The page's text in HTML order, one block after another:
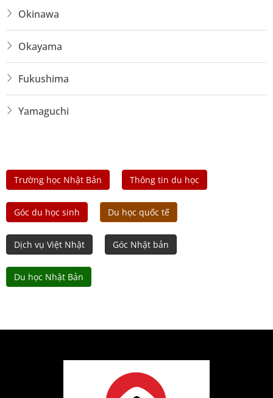
Okinawa
Okayama
Fukushima
Yamaguchi
Trường học Nhật Bản Thông tin du học
Góc du học sinh Du học quốc tế
Dịch vụ Việt Nhật Góc Nhật bản
Du học Nhật Bản